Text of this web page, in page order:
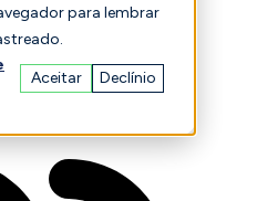
para lembrar
Aceitar Declínio